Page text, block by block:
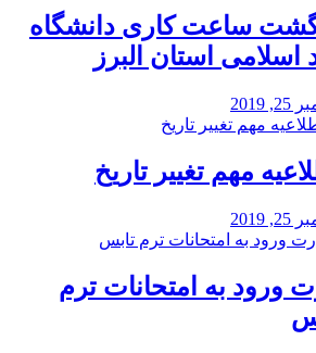
ساعت کاری دانشگاه
اسلامی استان البرز
مهم تغییر تاریخ
ورود به امتحانات ترم